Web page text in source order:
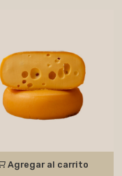
Agregar al carrito